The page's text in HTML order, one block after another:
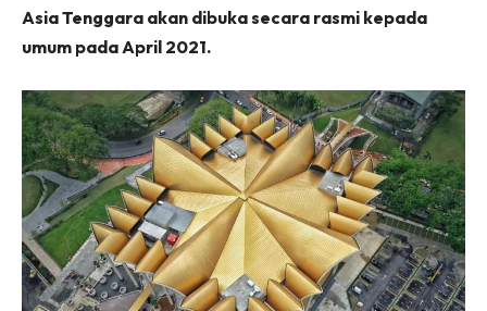
Asia Tenggara akan dibuka secara rasmi kepada
umum pada April 2021.